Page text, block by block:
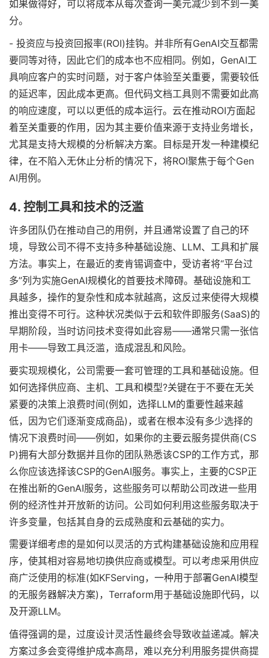
如果做得好，可以将成本从每次查询一美元减少到不到一美
分。
- 投资应与投资回报率(ROI)挂钩。并非所有GenAI交互都需
要同等对待，因此它们的成本也不应相同。例如，GenAI工
具响应客户的实时问题，对于客户体验至关重要，需要较低
的延迟率，因此成本更高。但代码文档工具则不需要如此高
的响应速度，可以以更低的成本运行。云在推动ROI方面起
着至关重要的作用，因为其主要价值来源于支持业务增长，
尤其是支持大规模的分析解决方案。目标是开发一种建模纪
律，在不陷入无休止分析的情况下，将ROI聚焦于每个Gen
AI用例。
4. 控制工具和技术的泛滥
许多团队仍在推动自己的用例，并且通常设置了自己的环
境，导致公司不得不支持多种基础设施、LLM、工具和扩展
方法。事实上，在最近的麦肯锡调查中，受访者将“平台过
多”列为实施GenAI规模化的首要技术障碍。基础设施和工
具越多，操作的复杂性和成本就越高，这反过来使得大规模
推出变得不可行。这种状况类似于云和软件即服务(SaaS)的
早期阶段，当时访问技术变得如此容易——通常只需一张信
用卡——导致工具泛滥，造成混乱和风险。
要实现规模化，公司需要一套可管理的工具和基础设施。但
如何选择供应商、主机、工具和模型?关键在于不要在无关
紧要的决策上浪费时间(例如，选择LLM的重要性越来越
低，因为它们逐渐变成商品)，或者在根本没有多少选择的
情况下浪费时间——例如，如果你的主要云服务提供商(CS
P)拥有大部分数据并且你的团队熟悉该CSP的工作方式，那
么你应该选择该CSP的GenAI服务。事实上，主要的CSP正
在推出新的GenAI服务，这些服务可以帮助公司改进一些用
例的经济性并开放新的访问。公司如何利用这些服务取决于
许多变量，包括其自身的云成熟度和云基础的实力。
需要详细考虑的是如何以灵活的方式构建基础设施和应用程
序，使其相对容易地切换供应商或模型。可以考虑采用供应
商广泛使用的标准(如KFServing，一种用于部署GenAI模型
的无服务器解决方案)，Terraform用于基础设施即代码，以
及开源LLM。
值得强调的是，过度设计灵活性最终会导致收益递减。解决
方案过多会变得维护成本高昂，难以充分利用服务提供商提